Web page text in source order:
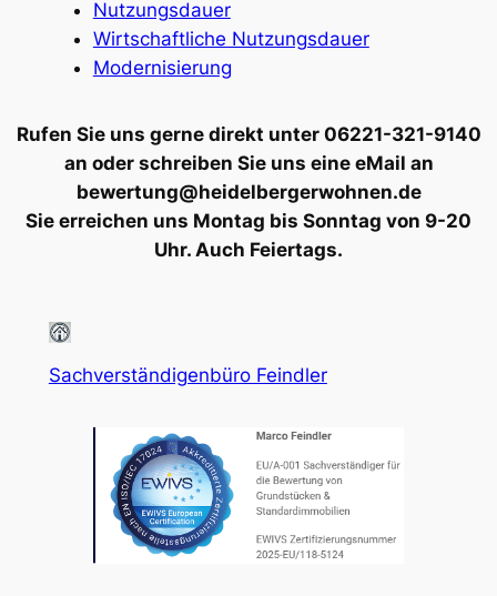
Nutzungsdauer
Wirtschaftliche Nutzungsdauer
Modernisierung
Rufen Sie uns gerne direkt unter 06221-321-9140
an oder schreiben Sie uns eine eMail an
bewertung@heidelbergerwohnen.de
Sie erreichen uns Montag bis Sonntag von 9-20
Uhr. Auch Feiertags.
Sachverständigenbüro Feindler